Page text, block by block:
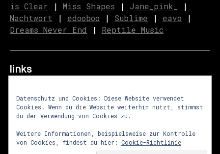
is Clear | Miss Shapes | Jane_pink_
|
Nachtwort | edooboo | Sublime | eavo |
Dreams Never End | Reptile Music
links
über uns | presse|newsletter
impressum|datenschutz |
Datenschutz und Cookies: Diese Website verwendet
Cookies. Wenn du die Website weiterhin nutzt, stimmst
du der Verwendung von Cookies zu.
Weitere Informationen, beispielsweise zur Kontrolle
von Cookies, findest du hier: Cookie-Richtlinie